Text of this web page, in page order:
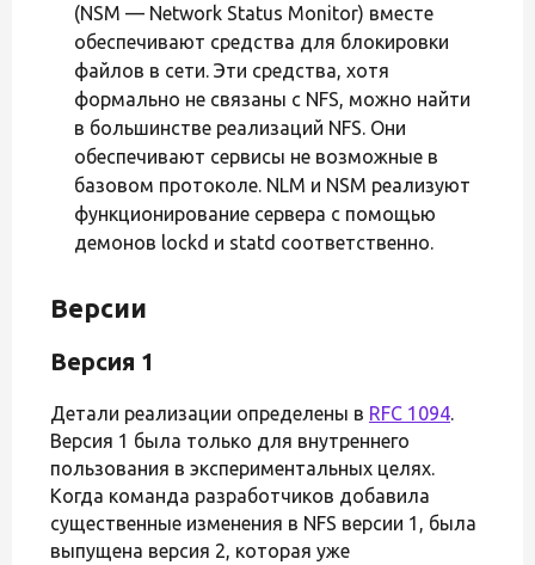
(NSM — Network Status Monitor) вместе
обеспечивают средства для блокировки
файлов в сети. Эти средства, хотя
формально не связаны с NFS, можно найти
в большинстве реализаций NFS. Они
обеспечивают сервисы не возможные в
базовом протоколе. NLM и NSM реализуют
функционирование сервера с помощью
демонов lockd и statd соответственно.
Версии
Версия 1
Детали реализации определены в RFC 1094.
Версия 1 была только для внутреннего
пользования в экспериментальных целях.
Когда команда разработчиков добавила
существенные изменения в NFS версии 1, была
выпущена версия 2, которая уже